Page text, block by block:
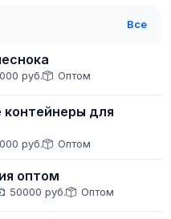
Все
руб. Оптом
для
руб. Оптом
оптом
50000 руб. Оптом